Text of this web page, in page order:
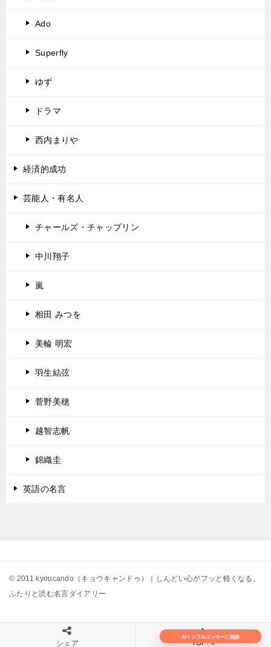
Ado
Superfly
ゆず
ドラマ
西内まりや
経済的成功
芸能人・有名人
チャールズ・チャップリン
中川翔子
嵐
相田 みつを
美輪 明宏
羽生結弦
菅野美穂
越智志帆
錦織圭
英語の名言
© 2011 kyoucando（キョウキャンドゥ）｜しんどい心がフッと軽くなる。
ふたりと読む名言ダイアリー
シェア TOPへ
AIインフルエンサーに相談